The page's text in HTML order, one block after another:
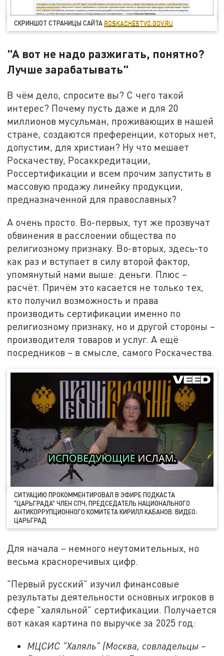
СКРИНШОТ СТРАНИЦЫ САЙТАROSKACHESTVO.GOV.RU
"А вот не надо разжигать, понятно?
Лучше зарабатывать"
В чём дело, спросите вы? С чего такой
интерес? Почему пусть даже и для 20
миллионов мусульман, проживающих в нашей
стране, создаются преференции, которых нет,
допустим, для христиан? Ну что мешает
Роскачеству, Росаккредитации,
Россертификации и всем прочим запустить в
массовую продажу линейку продукции,
предназначенной для православных?
А очень просто. Во-первых, тут же прозвучат
обвинения в расслоении общества по
религиозному признаку. Во-вторых, здесь-то
как раз и вступает в силу второй фактор,
упомянутый нами выше: деньги. Плюс –
расчёт. Причём это касается не только тех,
кто получил возможность и права
производить сертификации именно по
религиозному признаку, но и другой стороны –
производителя товаров и услуг. А ещё
посредников – в смысле, самого Роскачества.
СИТУАЦИЮ ПРОКОММЕНТИРОВАЛ В ЭФИРЕ ПОДКАСТА
"ЦАРЬГРАДА" ЧЛЕН СПЧ, ПРЕДСЕДАТЕЛЬ НАЦИОНАЛЬНОГО
АНТИКОРРУПЦИОННОГО КОМИТЕТА КИРИЛЛ КАБАНОВ. ВИДЕО:
ЦАРЬГРАД
Для начала – немного неутомительных, но
весьма красноречивых цифр.
"Первый русский" изучил финансовые
результаты деятельности основных игроков в
сфере "халяльной" сертификации. Получается
вот какая картина по выручке за 2025 год:
МЦСИС "Халяль" (Москва, совладельцы –